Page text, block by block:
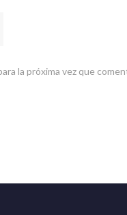
la próxima vez que